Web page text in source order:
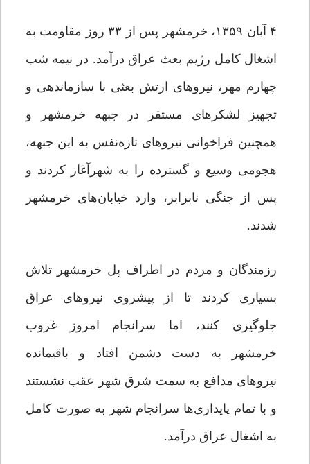
۴ آبان ۱۳۵۹، خرمشهر پس‌ از ۳۳ روز مقاومت به
اشغال کامل رژیم بعث عراق درآمد. در نیمه شب
چهارم مهر، نیروهای ارتش بعثی با سازماندهی و
تجهیز لشکرهای مستقر در جبهه خرمشهر و
همچنین فراخوانی نیروهای تازه‏‌نفس به این جبهه،
هجومی وسیع و گسترده ‌را به شهرآغاز کردند و
پس از جنگی نابرابر، وارد خیابان‏‌های خرمشهر
شدند.
رزمندگان و مردم در اطراف پل خرمشهر تلاش
بسیاری کردند تا از پیشروی نیروهای عراق
جلوگیری کنند، اما سرانجام امروز غروب
خرمشهر به دست دشمن افتاد و باقیمانده
نیروهای مدافع به سمت شرق شهر عقب نشستند
و با تمام پایداری‏‌ها سرانجام شهر به صورت کامل
به اشغال عراق درآمد.